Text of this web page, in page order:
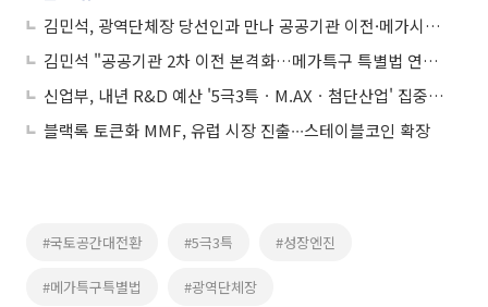
김민석, 광역단체장 당선인과 만나 공공기관 이전·메가시티 논의
김민석 "공공기관 2차 이전 본격화…메가특구 특별법 연내 제정"
신업부, 내년 R&D 예산 '5극3특ㆍM.AXㆍ첨단산업' 집중투자
블랙록 토큰화 MMF, 유럽 시장 진출∙∙∙스테이블코인 확장
#국토공간대전환 #5극3특 #성장엔진
#메가특구특별법 #광역단체장